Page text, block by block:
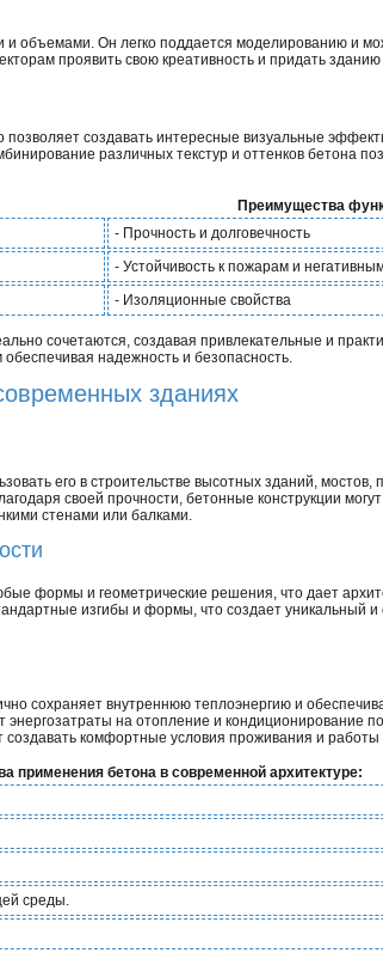
объемами. Он легко поддается моделированию и
проявить свою креативность и придать
позволяет создавать интересные визуальные
различных текстур и оттенков бетона
Преимущества
- Прочность и долговечность
- Устойчивость к пожарам и
- Изоляционные свойства
сочетаются, создавая привлекательные и
надежность и безопасность.
зданиях
его в строительстве высотных зданий, мостов,
своей прочности, бетонные конструкции
стенами или балками.
формы и геометрические решения, что дает
изгибы и формы, что создает уникальный и
сохраняет внутреннюю теплоэнергию и
энергозатраты на отопление и кондиционирование
комфортные условия проживания и работы
применения бетона в современной архитектуре:
среды.